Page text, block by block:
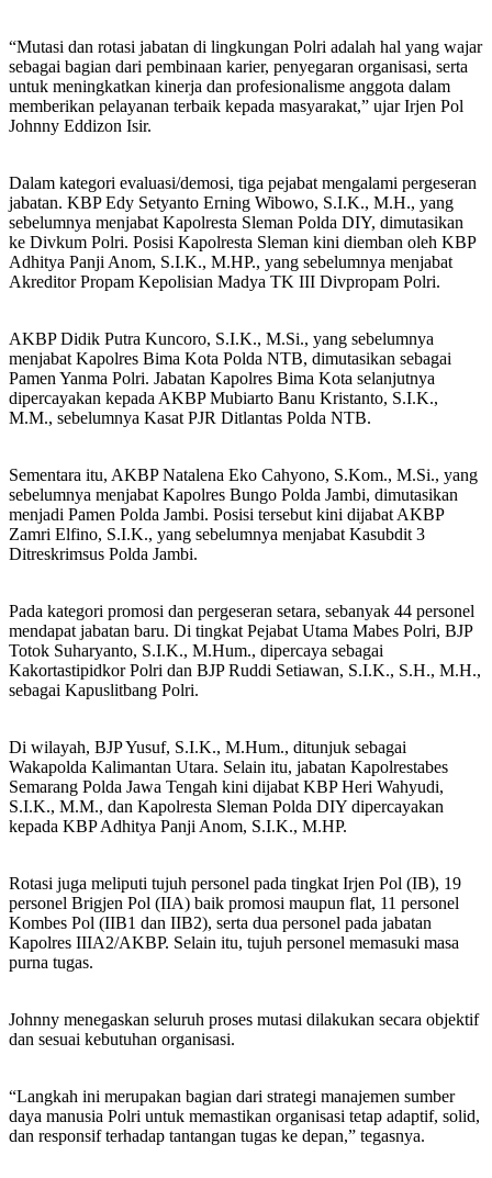
“Mutasi dan rotasi jabatan di lingkungan Polri adalah hal yang wajar
sebagai bagian dari pembinaan karier, penyegaran organisasi, serta
untuk meningkatkan kinerja dan profesionalisme anggota dalam
memberikan pelayanan terbaik kepada masyarakat,” ujar Irjen Pol
Johnny Eddizon Isir.
Dalam kategori evaluasi/demosi, tiga pejabat mengalami pergeseran
jabatan. KBP Edy Setyanto Erning Wibowo, S.I.K., M.H., yang
sebelumnya menjabat Kapolresta Sleman Polda DIY, dimutasikan
ke Divkum Polri. Posisi Kapolresta Sleman kini diemban oleh KBP
Adhitya Panji Anom, S.I.K., M.HP., yang sebelumnya menjabat
Akreditor Propam Kepolisian Madya TK III Divpropam Polri.
AKBP Didik Putra Kuncoro, S.I.K., M.Si., yang sebelumnya
menjabat Kapolres Bima Kota Polda NTB, dimutasikan sebagai
Pamen Yanma Polri. Jabatan Kapolres Bima Kota selanjutnya
dipercayakan kepada AKBP Mubiarto Banu Kristanto, S.I.K.,
M.M., sebelumnya Kasat PJR Ditlantas Polda NTB.
Sementara itu, AKBP Natalena Eko Cahyono, S.Kom., M.Si., yang
sebelumnya menjabat Kapolres Bungo Polda Jambi, dimutasikan
menjadi Pamen Polda Jambi. Posisi tersebut kini dijabat AKBP
Zamri Elfino, S.I.K., yang sebelumnya menjabat Kasubdit 3
Ditreskrimsus Polda Jambi.
Pada kategori promosi dan pergeseran setara, sebanyak 44 personel
mendapat jabatan baru. Di tingkat Pejabat Utama Mabes Polri, BJP
Totok Suharyanto, S.I.K., M.Hum., dipercaya sebagai
Kakortastipidkor Polri dan BJP Ruddi Setiawan, S.I.K., S.H., M.H.,
sebagai Kapuslitbang Polri.
Di wilayah, BJP Yusuf, S.I.K., M.Hum., ditunjuk sebagai
Wakapolda Kalimantan Utara. Selain itu, jabatan Kapolrestabes
Semarang Polda Jawa Tengah kini dijabat KBP Heri Wahyudi,
S.I.K., M.M., dan Kapolresta Sleman Polda DIY dipercayakan
kepada KBP Adhitya Panji Anom, S.I.K., M.HP.
Rotasi juga meliputi tujuh personel pada tingkat Irjen Pol (IB), 19
personel Brigjen Pol (IIA) baik promosi maupun flat, 11 personel
Kombes Pol (IIB1 dan IIB2), serta dua personel pada jabatan
Kapolres IIIA2/AKBP. Selain itu, tujuh personel memasuki masa
purna tugas.
Johnny menegaskan seluruh proses mutasi dilakukan secara objektif
dan sesuai kebutuhan organisasi.
“Langkah ini merupakan bagian dari strategi manajemen sumber
daya manusia Polri untuk memastikan organisasi tetap adaptif, solid,
dan responsif terhadap tantangan tugas ke depan,” tegasnya.